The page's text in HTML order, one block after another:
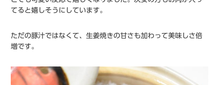
てると嬉しそうにしています。
ただの豚汁ではなくて、生姜焼きの甘さも加わって美味しさ倍
増です。